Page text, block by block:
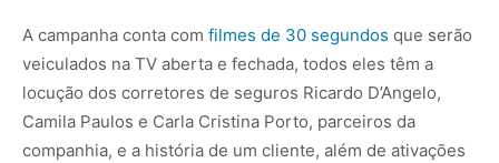
A campanha conta com filmes de 30 segundos que serão
veiculados na TV aberta e fechada, todos eles têm a
locução dos corretores de seguros Ricardo D’Angelo,
Camila Paulos e Carla Cristina Porto, parceiros da
companhia, e a história de um cliente, além de ativações